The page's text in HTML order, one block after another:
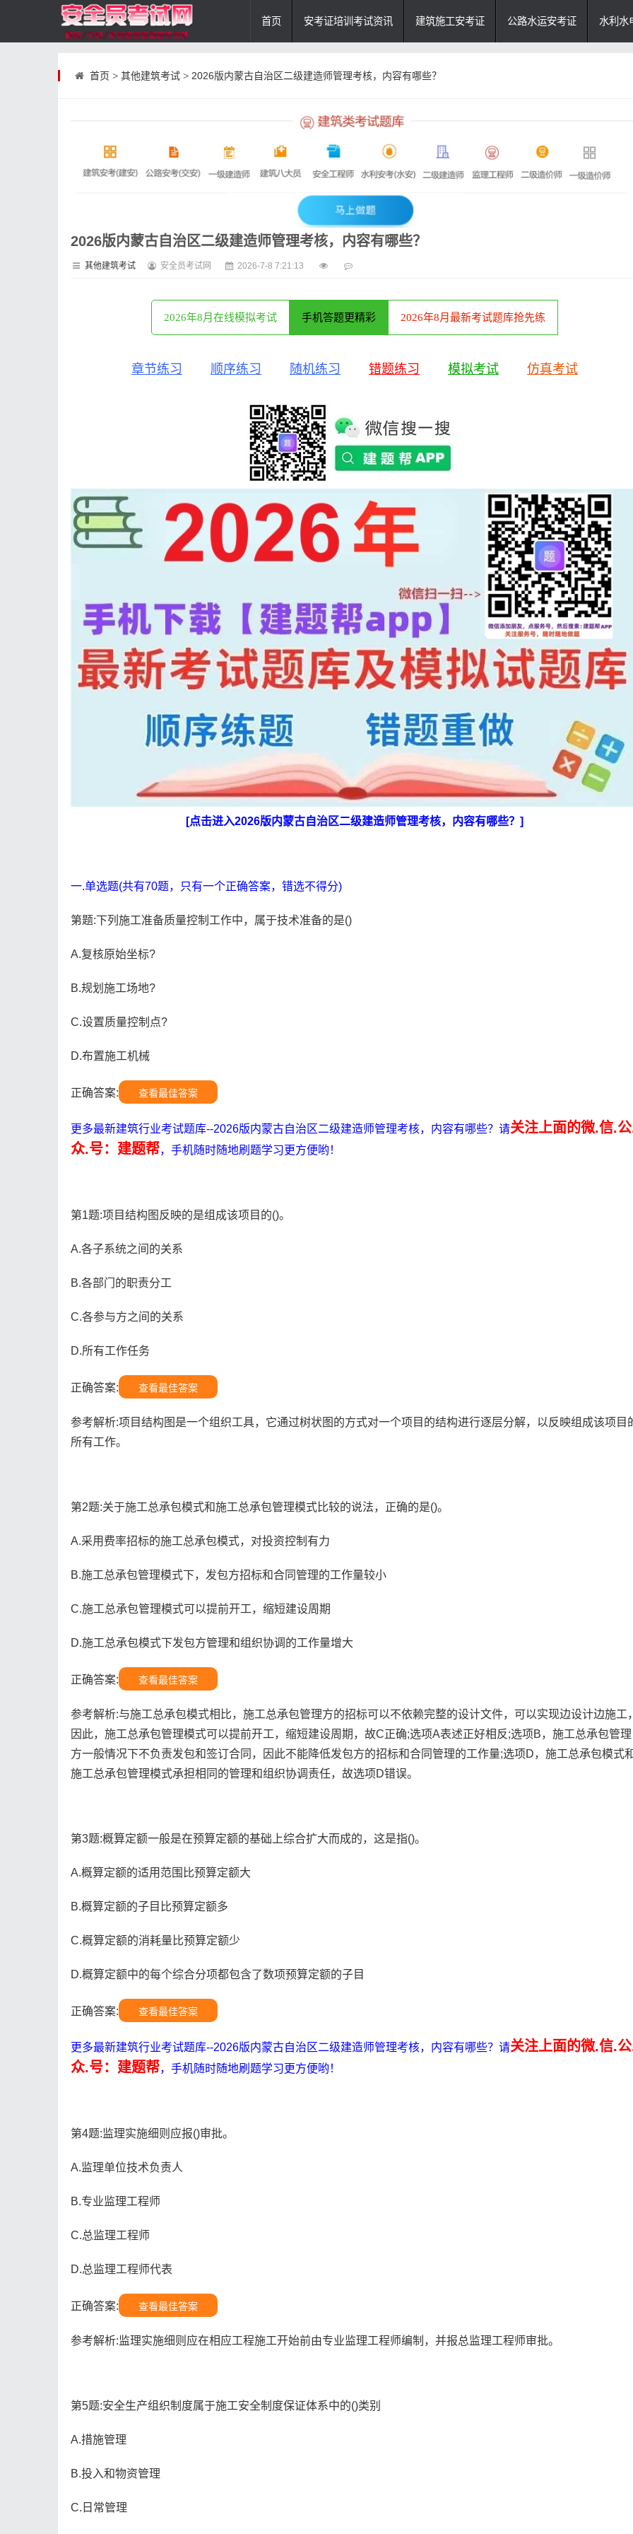
首页 安考证培训考试资讯 建筑施工安考证 公路水运安考证 水利水
首页 > 其他建筑考试> 2026版内蒙古自治区二级建造师管理考核，内容有哪些？
2026版内蒙古自治区二级建造师管理考核，内容有哪些？
其他建筑考试 安全员考试网 2026-7-8 7:21:13
2026年8月在线模拟考试 手机答题更精彩 2026年8月最新考试题库抢先练
章节练习 顺序练习 随机练习 错题练习 模拟考试 仿真考试
[点击进入2026版内蒙古自治区二级建造师管理考核，内容有哪些？]
一.单选题(共有70题，只有一个正确答案，错选不得分)
第题:下列施工准备质量控制工作中，属于技术准备的是()
A.复核原始坐标?
B.规划施工场地?
C.设置质量控制点?
D.布置施工机械
正确答案: 查看最佳答案
更多最新建筑行业考试题库--2026版内蒙古自治区二级建造师管理考核，内容有哪些？请关注上面的微.信.
众.号：建题帮，手机随时随地刷题学习更方便哟！
第1题:项目结构图反映的是组成该项目的()。
A.各子系统之间的关系
B.各部门的职责分工
C.各参与方之间的关系
D.所有工作任务
正确答案: 查看最佳答案
参考解析:项目结构图是一个组织工具，它通过树状图的方式对一个项目的结构进行逐层分解，以反映组成该项目
所有工作。
第2题:关于施工总承包模式和施工总承包管理模式比较的说法，正确的是()。
A.采用费率招标的施工总承包模式，对投资控制有力
B.施工总承包管理模式下，发包方招标和合同管理的工作量较小
C.施工总承包管理模式可以提前开工，缩短建设周期
D.施工总承包模式下发包方管理和组织协调的工作量增大
正确答案: 查看最佳答案
参考解析:与施工总承包模式相比，施工总承包管理方的招标可以不依赖完整的设计文件，可以实现边设计边施工
因此，施工总承包管理模式可以提前开工，缩短建设周期，故C正确;选项A表述正好相反;选项B，施工总承包管理
方一般情况下不负责发包和签订合同，因此不能降低发包方的招标和合同管理的工作量;选项D，施工总承包模式
施工总承包管理模式承担相同的管理和组织协调责任，故选项D错误。
第3题:概算定额一般是在预算定额的基础上综合扩大而成的，这是指()。
A.概算定额的适用范围比预算定额大
B.概算定额的子目比预算定额多
C.概算定额的消耗量比预算定额少
D.概算定额中的每个综合分项都包含了数项预算定额的子目
正确答案: 查看最佳答案
更多最新建筑行业考试题库--2026版内蒙古自治区二级建造师管理考核，内容有哪些？请关注上面的微.信.
众.号：建题帮，手机随时随地刷题学习更方便哟！
第4题:监理实施细则应报()审批。
A.监理单位技术负责人
B.专业监理工程师
C.总监理工程师
D.总监理工程师代表
正确答案: 查看最佳答案
参考解析:监理实施细则应在相应工程施工开始前由专业监理工程师编制，并报总监理工程师审批。
第5题:安全生产组织制度属于施工安全制度保证体系中的()类别
A.措施管理
B.投入和物资管理
C.日常管理